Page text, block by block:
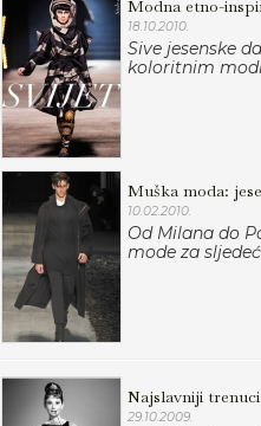
Modna etno-
18.10.2010.
Sive jesenske
koloritnim
Muška moda:
10.02.2010.
Od Milana do
mode za
Najslavniji
29.10.2009.